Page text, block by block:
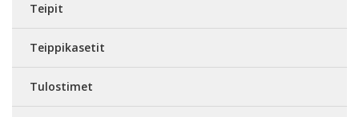
Teipit
Teippikasetit
Tulostimet